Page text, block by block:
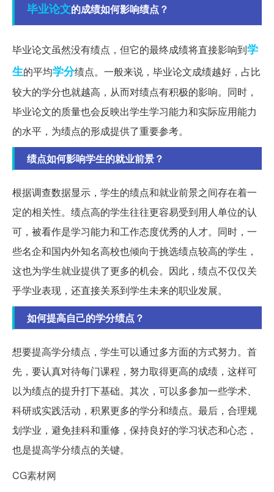
毕业论文的成绩如何影响绩点？
毕业论文虽然没有绩点，但它的最终成绩将直接影响到学
生的平均学分绩点。一般来说，毕业论文成绩越好，占比
较大的学分也就越高，从而对绩点有积极的影响。同时，
毕业论文的质量也会反映出学生学习能力和实际应用能力
的水平，为绩点的形成提供了重要参考。
绩点如何影响学生的就业前景？
根据调查数据显示，学生的绩点和就业前景之间存在着一
定的相关性。绩点高的学生往往更容易受到用人单位的认
可，被看作是学习能力和工作态度优秀的人才。同时，一
些名企和国内外知名高校也倾向于挑选绩点较高的学生，
这也为学生就业提供了更多的机会。因此，绩点不仅仅关
乎学业表现，还直接关系到学生未来的职业发展。
如何提高自己的学分绩点？
想要提高学分绩点，学生可以通过多方面的方式努力。首
先，要认真对待每门课程，努力取得更高的成绩，这样可
以为绩点的提升打下基础。其次，可以多参加一些学术、
科研或实践活动，积累更多的学分和绩点。最后，合理规
划学业，避免挂科和重修，保持良好的学习状态和心态，
也是提高学分绩点的关键。
CG素材网